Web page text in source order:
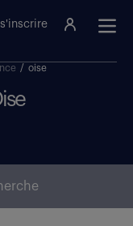
s'inscrire
/ oise